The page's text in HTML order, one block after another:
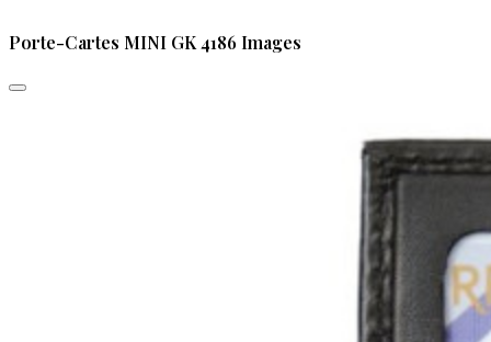
Porte-Cartes MINI GK 4186 Images